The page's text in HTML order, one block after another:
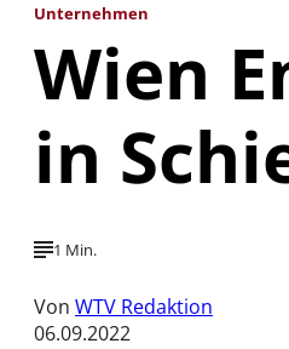
Unternehmen
Wien
in
1 Min.
Von WTV Redaktion
06.09.2022